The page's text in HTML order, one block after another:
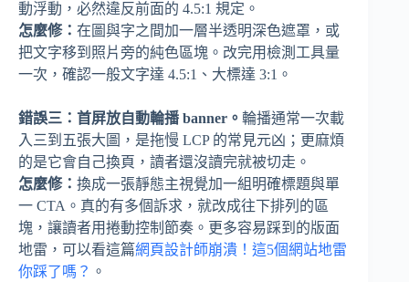
動浮動，必然違反前面的 4.5:1 規定。
怎麼修： 在圖與字之間加一層半透明深色遮罩，或
把文字移到照片旁的純色區塊。改完用檢測工具量
一次，確認一般文字達 4.5:1、大標達 3:1。
錯誤三：首屏放自動輪播 banner。 輪播通常一次載
入三到五張大圖，是拖慢 LCP 的常見元凶；更麻煩
的是它會自己換頁，讀者還沒讀完就被切走。
怎麼修： 換成一張靜態主視覺加一組明確標題與單
一 CTA。真的有多個訴求，就改成往下排列的區
塊，讓讀者用捲動控制節奏。更多容易踩到的版面
地雷，可以看這篇網頁設計師崩潰！這5個網站地雷
你踩了嗎？ 。